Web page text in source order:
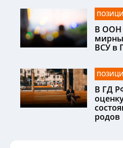
В ООН
ВСУ в
В ГД
родов